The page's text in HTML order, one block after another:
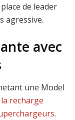
de leader
agressive.
avec
une Model
recharge
.